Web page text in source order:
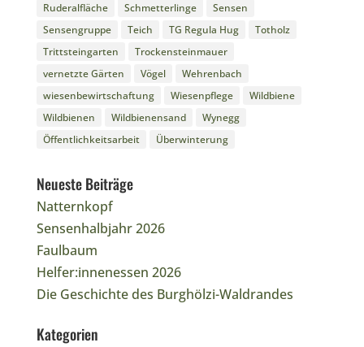
Ruderalfläche
Schmetterlinge
Sensen
Sensengruppe
Teich TG Regula Hug
Totholz
Trittsteingarten
Trockensteinmauer
vernetzte Gärten
Vögel
Wehrenbach
wiesenbewirtschaftung
Wiesenpflege
Wildbiene
Wildbienen
Wildbienensand
Wynegg
Öffentlichkeitsarbeit
Überwinterung
Neueste Beiträge
Natternkopf
Sensenhalbjahr 2026
Faulbaum
Helfer:innenessen 2026
Die Geschichte des Burghölzi-Waldrandes
Kategorien